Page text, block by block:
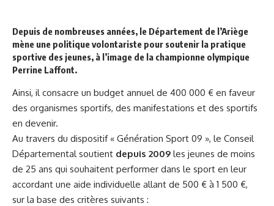
Depuis de nombreuses années, le Département de l’Ariège
mène une politique volontariste pour soutenir la pratique
sportive des jeunes, à l’image de la championne olympique
Perrine Laffont.
Ainsi, il consacre un budget annuel de 400 000 € en faveur
des organismes sportifs, des manifestations et des sportifs
en devenir.
Au travers du dispositif « Génération Sport 09 », le Conseil
Départemental soutient depuis 2009 les jeunes de moins
de 25 ans qui souhaitent performer dans le sport en leur
accordant une aide individuelle allant de 500 € à 1 500 €,
sur la base des critères suivants :